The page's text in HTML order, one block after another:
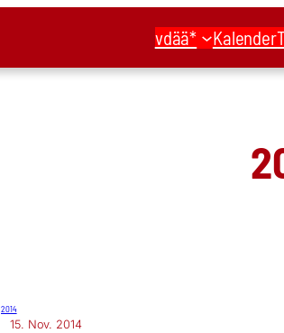
vdää* Kalender
2014
15. Nov. 2014